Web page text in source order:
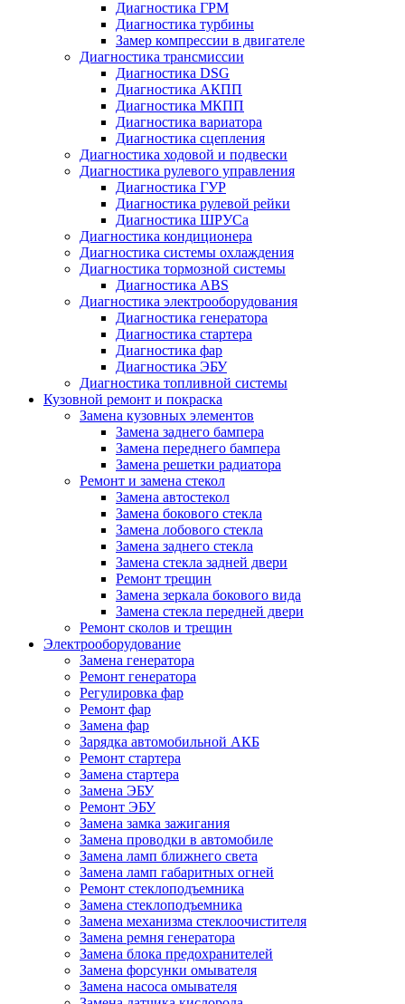
Диагностика ГРМ
Диагностика турбины
Замер компрессии в двигателе
Диагностика трансмиссии
Диагностика DSG
Диагностика АКПП
Диагностика МКПП
Диагностика вариатора
Диагностика сцепления
Диагностика ходовой и подвески
Диагностика рулевого управления
Диагностика ГУР
Диагностика рулевой рейки
Диагностика ШРУСа
Диагностика кондиционера
Диагностика системы охлаждения
Диагностика тормозной системы
Диагностика ABS
Диагностика электрооборудования
Диагностика генератора
Диагностика стартера
Диагностика фар
Диагностика ЭБУ
Диагностика топливной системы
Кузовной ремонт и покраска
Замена кузовных элементов
Замена заднего бампера
Замена переднего бампера
Замена решетки радиатора
Ремонт и замена стекол
Замена автостекол
Замена бокового стекла
Замена лобового стекла
Замена заднего стекла
Замена стекла задней двери
Ремонт трещин
Замена зеркала бокового вида
Замена стекла передней двери
Ремонт сколов и трещин
Электрооборудование
Замена генератора
Ремонт генератора
Регулировка фар
Ремонт фар
Замена фар
Зарядка автомобильной АКБ
Ремонт стартера
Замена стартера
Замена ЭБУ
Ремонт ЭБУ
Замена замка зажигания
Замена проводки в автомобиле
Замена ламп ближнего света
Замена ламп габаритных огней
Ремонт стеклоподъемника
Замена стеклоподъемника
Замена механизма стеклоочистителя
Замена ремня генератора
Замена блока предохранителей
Замена форсунки омывателя
Замена насоса омывателя